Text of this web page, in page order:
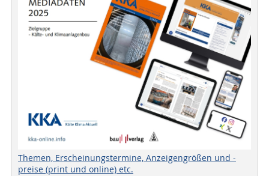
Themen, Erscheinungstermine, Anzeigengrößen und -
preise (print und online) etc.